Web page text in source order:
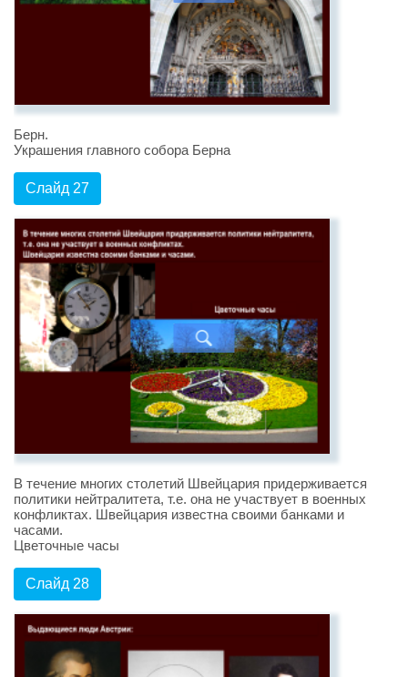
Берн.
Украшения главного собора Берна
Слайд 27
В течение многих столетий Швейцария придерживается
политики нейтралитета, т.е. она не участвует в военных
конфликтах. Швейцария известна своими банками и
часами.
Цветочные часы
Слайд 28